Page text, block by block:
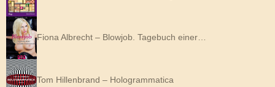
Fiona Albrecht – Blowjob. Tagebuch einer…
Tom Hillenbrand – Hologrammatica